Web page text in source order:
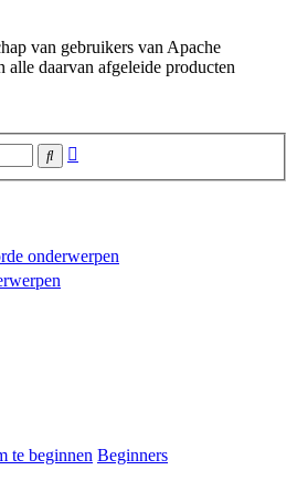
van gebruikers van Apache
daarvan afgeleide producten
Zoek
onderwerpen
te beginnen Beginners